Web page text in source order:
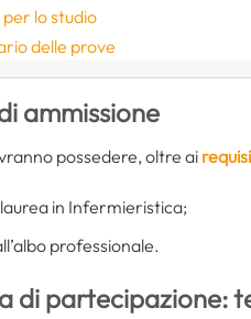
per lo studio
delle prove
ammissione
possedere, oltre ai
in Infermieristica;
professionale.
di partecipazione: